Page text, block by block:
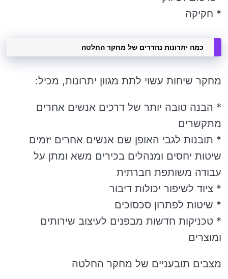
* חקיקה
כמה יתרונות נהדרים של מחקר החלטה
מחקר שיחות עשוי לתת מגוון יתרונות, מכיל:
* הבנה טובה יותר של דרכים אנשים אחרים
מתקשרים
* תובנות לגבי האופן שם אנשים אחרים יזמים
שיטות יחסים ומנהלים בכירים משא ומתן על
עבודה משותפת חברתית
* ציוד לשיפור יכולות דיבור
* שיטות לפתרון סכסוכים
* טכניקות חדשות מבפנים לעיצוב שירותים
ומוצרים
מצבים תובעניים של מחקר החלטה